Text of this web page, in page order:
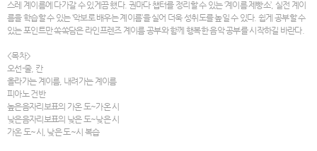
스레 계이름에 다가갈 수 있게끔 했다. 권마다 챕터를 정리할 수 있는 ‘계이름 제빵소’, 실전 계이
름을 학습할 수 있는 ‘악보로 배우는 계이름’을 실어 더욱 성취도를 높일 수 있다. 쉽게 공부할 수
있는 포인트만 쏙쏙담은 라인프렌즈 계이름 공부와 함께 행복한 음악 공부를 시작하길 바란다.
<목차>
오선-줄, 칸
올라가는 계이름, 내려가는 계이름
피아노 건반
높은음자리보표의 가온 도~가온 시
낮은음자리보표의 낮은 도~낮은 시
가온 도~시, 낮은 도~시 복습